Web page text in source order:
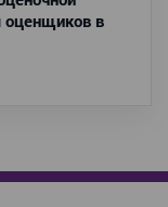
оценщиков в